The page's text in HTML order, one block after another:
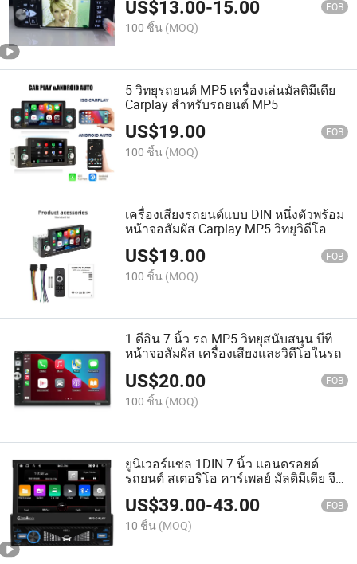
US$13.00-15.00 FOB
100 ชิ้น (MOQ)
5 วิทยุรถยนต์ MP5 เครื่องเล่นมัลติมีเดีย
Carplay สำหรับรถยนต์ MP5
US$19.00 FOB
100 ชิ้น (MOQ)
เครื่องเสียงรถยนต์แบบ DIN หนึ่งตัวพร้อม
หน้าจอสัมผัส Carplay MP5 วิทยุวิดีโอ
US$19.00 FOB
100 ชิ้น (MOQ)
1 ดีอิน 7 นิ้ว รถ MP5 วิทยุสนับสนุน บีที
หน้าจอสัมผัส เครื่องเสียงและวิดีโอในรถ
US$20.00 FOB
100 ชิ้น (MOQ)
ยูนิเวอร์แซล 1DIN 7 นิ้ว แอนดรอยด์
รถยนต์ สเตอริโอ คาร์เพลย์ มัลติมีเดีย จีพี
เอส เพลเยอร์
US$39.00-43.00 FOB
10 ชิ้น (MOQ)